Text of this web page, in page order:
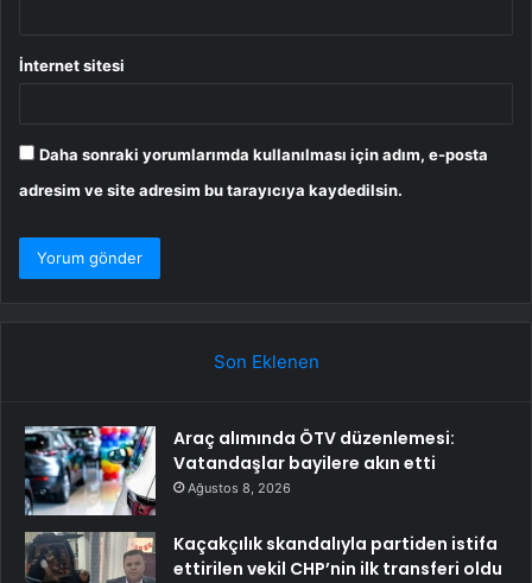
İnternet sitesi
Daha sonraki yorumlarımda kullanılması için adım, e-posta
adresim ve site adresim bu tarayıcıya kaydedilsin.
Son Eklenen
Araç alımında ÖTV düzenlemesi:
Vatandaşlar bayilere akın etti
Ağustos 8, 2026
Kaçakçılık skandalıyla partiden istifa
ettirilen vekil CHP’nin ilk transferi oldu